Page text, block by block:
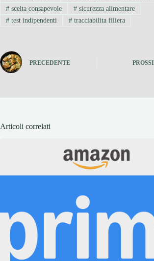
#scelta consapevole #sicurezza alimentare
#test indipendenti #tracciabilita filiera
PRECEDENTE
Articoli correlati